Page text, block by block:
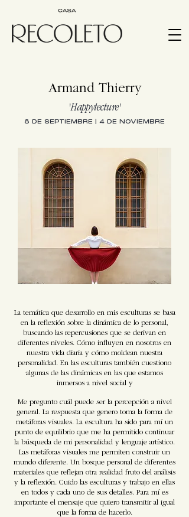
Armand Thierry
'Happytecture'
8 DE SEPTIEMBRE | 4 DE NOVIEMBRE
La temática que desarrollo en mis esculturas se basa
en la reflexión sobre la dinámica de lo personal,
buscando las repercusiones que se derivan en
diferentes niveles. Cómo influyen en nosotros en
nuestra vida diaria y cómo moldean nuestra
personalidad. En las esculturas también cuestiono
algunas de las dinámicas en las que estamos
inmersos a nivel social y
Me pregunto cuál puede ser la percepción a nivel
general. La respuesta que genero toma la forma de
metáforas visuales. La escultura ha sido para mí un
punto de equilibrio que me ha permitido continuar
la búsqueda de mi personalidad y lenguaje artístico.
Las metáforas visuales me permiten construir un
mundo diferente. Un bosque personal de diferentes
materiales que reflejan otra realidad fruto del análisis
y la reflexión. Cuido las esculturas y trabajo en ellas
en todos y cada uno de sus detalles. Para mí es
importante el mensaje que quiero transmitir al igual
que la forma de hacerlo.